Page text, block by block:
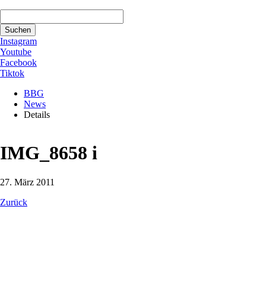
Suchen
Instagram
Youtube
Facebook
Tiktok
BBG
News
Details
IMG_8658 i
27. März 2011
Zurück